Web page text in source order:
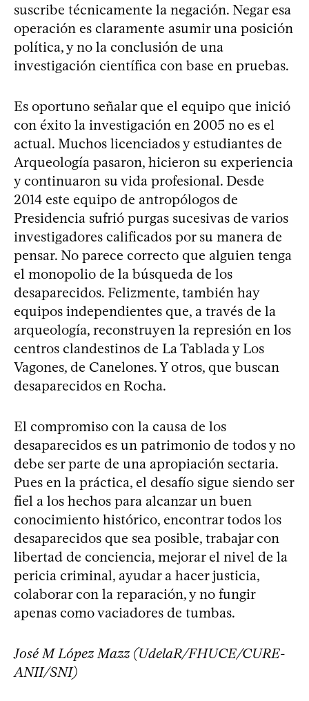
suscribe técnicamente la negación. Negar esa
operación es claramente asumir una posición
política, y no la conclusión de una
investigación científica con base en pruebas.
Es oportuno señalar que el equipo que inició
con éxito la investigación en 2005 no es el
actual. Muchos licenciados y estudiantes de
Arqueología pasaron, hicieron su experiencia
y continuaron su vida profesional. Desde
2014 este equipo de antropólogos de
Presidencia sufrió purgas sucesivas de varios
investigadores calificados por su manera de
pensar. No parece correcto que alguien tenga
el monopolio de la búsqueda de los
desaparecidos. Felizmente, también hay
equipos independientes que, a través de la
arqueología, reconstruyen la represión en los
centros clandestinos de La Tablada y Los
Vagones, de Canelones. Y otros, que buscan
desaparecidos en Rocha.
El compromiso con la causa de los
desaparecidos es un patrimonio de todos y no
debe ser parte de una apropiación sectaria.
Pues en la práctica, el desafío sigue siendo ser
fiel a los hechos para alcanzar un buen
conocimiento histórico, encontrar todos los
desaparecidos que sea posible, trabajar con
libertad de conciencia, mejorar el nivel de la
pericia criminal, ayudar a hacer justicia,
colaborar con la reparación, y no fungir
apenas como vaciadores de tumbas.
José M López Mazz (UdelaR/FHUCE/CURE-
ANII/SNI)